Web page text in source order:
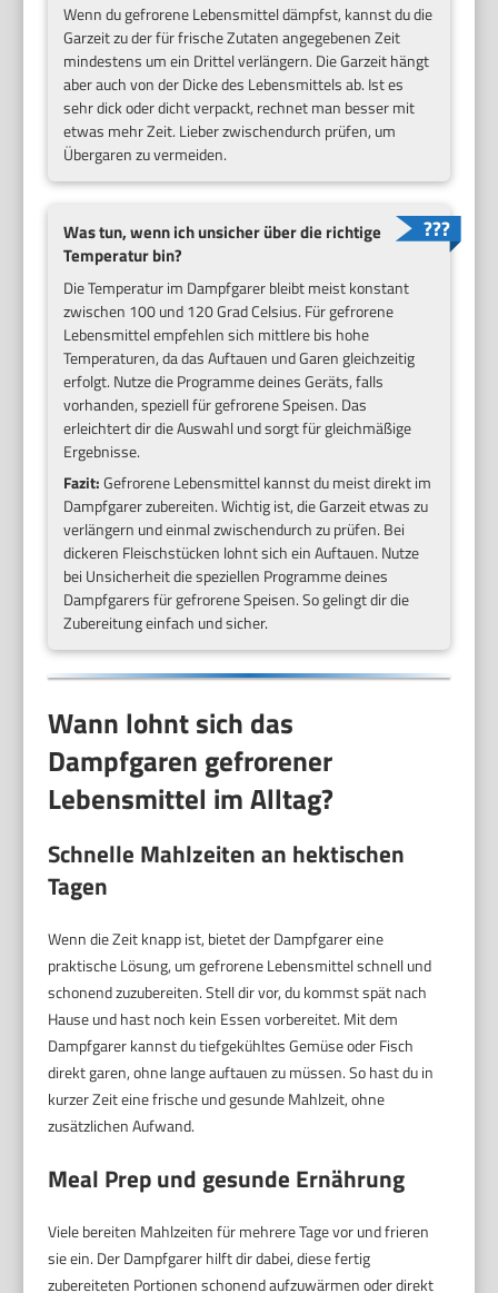
Wenn du gefrorene Lebensmittel dämpfst, kannst du die
Garzeit zu der für frische Zutaten angegebenen Zeit
mindestens um ein Drittel verlängern. Die Garzeit hängt
aber auch von der Dicke des Lebensmittels ab. Ist es
sehr dick oder dicht verpackt, rechnet man besser mit
etwas mehr Zeit. Lieber zwischendurch prüfen, um
Übergaren zu vermeiden.
Was tun, wenn ich unsicher über die richtige
Temperatur bin?
Die Temperatur im Dampfgarer bleibt meist konstant
zwischen 100 und 120 Grad Celsius. Für gefrorene
Lebensmittel empfehlen sich mittlere bis hohe
Temperaturen, da das Auftauen und Garen gleichzeitig
erfolgt. Nutze die Programme deines Geräts, falls
vorhanden, speziell für gefrorene Speisen. Das
erleichtert dir die Auswahl und sorgt für gleichmäßige
Ergebnisse.
Fazit:Gefrorene Lebensmittel kannst du meist direkt im
Dampfgarer zubereiten. Wichtig ist, die Garzeit etwas zu
verlängern und einmal zwischendurch zu prüfen. Bei
dickeren Fleischstücken lohnt sich ein Auftauen. Nutze
bei Unsicherheit die speziellen Programme deines
Dampfgarers für gefrorene Speisen. So gelingt dir die
Zubereitung einfach und sicher.
Wann lohnt sich das
Dampfgaren gefrorener
Lebensmittel im Alltag?
Schnelle Mahlzeiten an hektischen
Tagen
Wenn die Zeit knapp ist, bietet der Dampfgarer eine
praktische Lösung, um gefrorene Lebensmittel schnell und
schonend zuzubereiten. Stell dir vor, du kommst spät nach
Hause und hast noch kein Essen vorbereitet. Mit dem
Dampfgarer kannst du tiefgekühltes Gemüse oder Fisch
direkt garen, ohne lange auftauen zu müssen. So hast du in
kurzer Zeit eine frische und gesunde Mahlzeit, ohne
zusätzlichen Aufwand.
Meal Prep und gesunde Ernährung
Viele bereiten Mahlzeiten für mehrere Tage vor und frieren
sie ein. Der Dampfgarer hilft dir dabei, diese fertig
zubereiteten Portionen schonend aufzuwärmen oder direkt